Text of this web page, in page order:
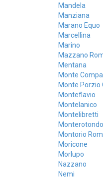
Mandela
Manziana
Marano Equo
Marcellina
Marino
Mazzano
Mentana
Monte
Monte Porzio
Monteflavio
Montelanico
Montelibretti
Monterotondo
Montorio
Moricone
Morlupo
Nazzano
Nemi